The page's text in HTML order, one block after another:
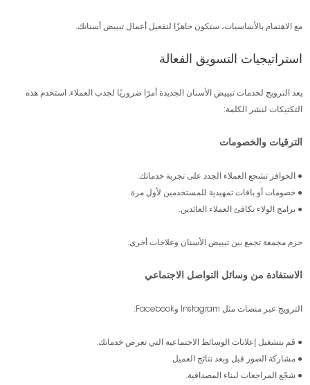
مع الاهتمام بالأساسيات، ستكون جاهزًا لتفعيل أعمال تبييض أسنانك.
استراتيجيات التسويق الفعالة
يعد الترويج لخدمات تبييض الأسنان الجديدة أمرًا ضروريًا لجذب العملاء. استخدم هذه
التكتيكات لنشر الكلمة:
الترقيات والخصومات
● الحوافز تشجع العملاء الجدد على تجربة خدماتك:
● خصومات أو باقات تمهيدية للمستخدمين لأول مرة.
● برامج الولاء تكافئ العملاء العائدين.
حزم مجمعة تجمع بين تبييض الأسنان وعلاجات أخرى.
الاستفادة من وسائل التواصل الاجتماعي
الترويج عبر منصات مثل Instagram وFacebook:
● قم بتشغيل إعلانات الوسائط الاجتماعية التي تعرض خدماتك.
● مشاركة الصور قبل وبعد نتائج العميل.
● شجّع المراجعات لبناء المصداقية.